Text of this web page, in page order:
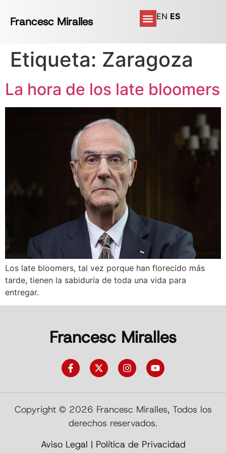
Francesc Miralles EN ES
Etiqueta: Zaragoza
La hora de los late bloomers
Los late bloomers, tal vez porque han florecido más
tarde, tienen la sabiduría de toda una vida para
entregar.
Francesc Miralles
Copyright © 2026 Francesc Miralles, Todos los
derechos reservados.
Aviso Legal | Política de Privacidad